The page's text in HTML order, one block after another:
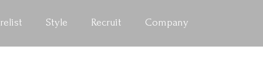
Style Recruit Company